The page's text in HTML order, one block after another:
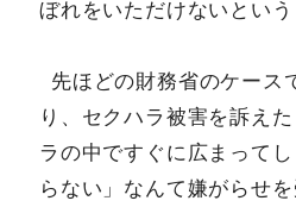
ぼれをいただけないとい
先ほどの財務省のケース
り、セクハラ被害を訴え
ラの中ですぐに広まって
らない」なんて嫌がらせ